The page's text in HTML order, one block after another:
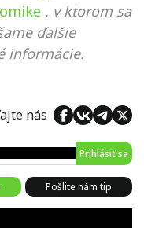
, v ktorom sa
ďalšie
informácie.
nás
Prihlásiť sa
Pošlite nám tip